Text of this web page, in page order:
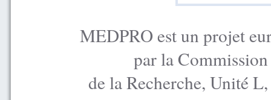
MEDPRO est un projet
par la
de la Recherche, Unité